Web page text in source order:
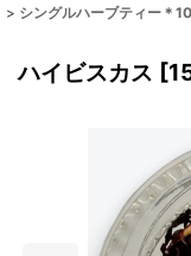
> シングルハーブティー＊
ハイビスカス [